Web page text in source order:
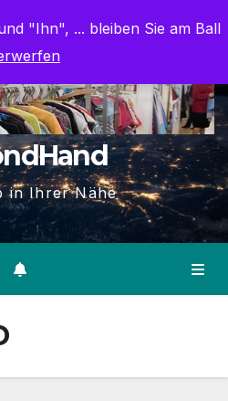
"Ihn", ... bleiben Sie am Ball
2026 5:15:01 AM
in Ihrer Nähe